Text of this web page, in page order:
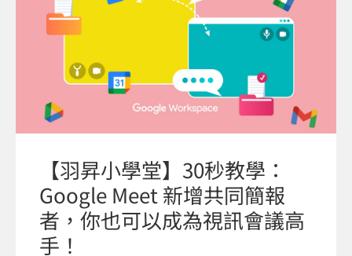
【羽昇小學堂】30秒教學：
Google Meet 新增共同簡報
者，你也可以成為視訊會議高
手！